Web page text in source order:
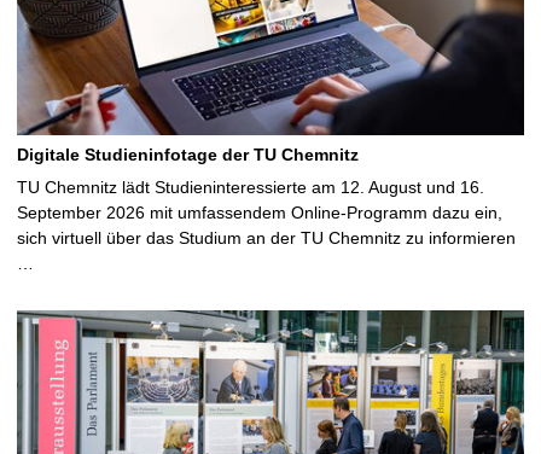
Digitale Studieninfotage der TU Chemnitz
TU Chemnitz lädt Studieninteressierte am 12. August und 16.
September 2026 mit umfassendem Online-Programm dazu ein,
sich virtuell über das Studium an der TU Chemnitz zu informieren